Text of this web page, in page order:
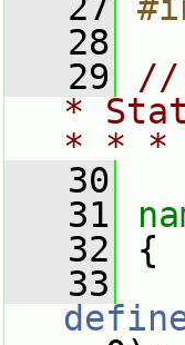
   28
   29
//
*
* *
   30
   31
   32
{
   33